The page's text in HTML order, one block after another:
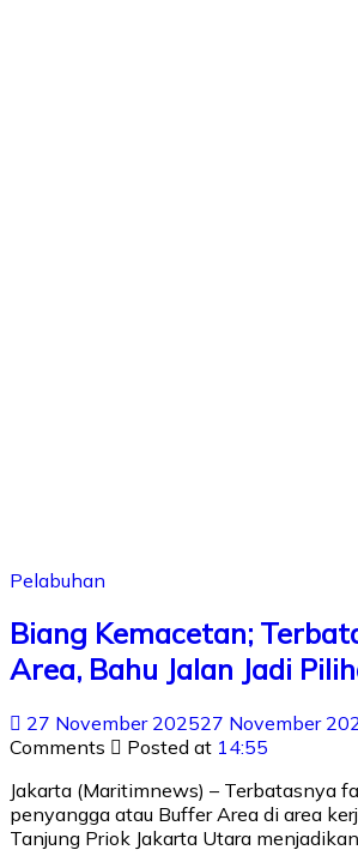
Pelabuhan
Biang Kemacetan;
Area, Bahu Jalan Jadi
27 November 202527 November
Comments
Posted at 14:55
Jakarta (Maritimnews) – Terbatasnya
penyangga atau Buffer Area di area
Tanjung Priok Jakarta Utara